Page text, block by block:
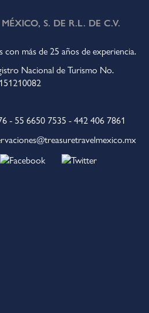
S. DE R.L. DE C.V.
con más de 25 años de experiencia.
Nacional de Turismo No.
- 55 6650 7535 - 442 406 7861